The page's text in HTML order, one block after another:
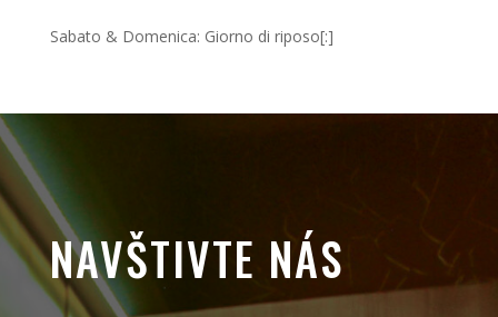
Sabato & Domenica: Giorno di riposo[:]
NAVŠTIVTE NÁS